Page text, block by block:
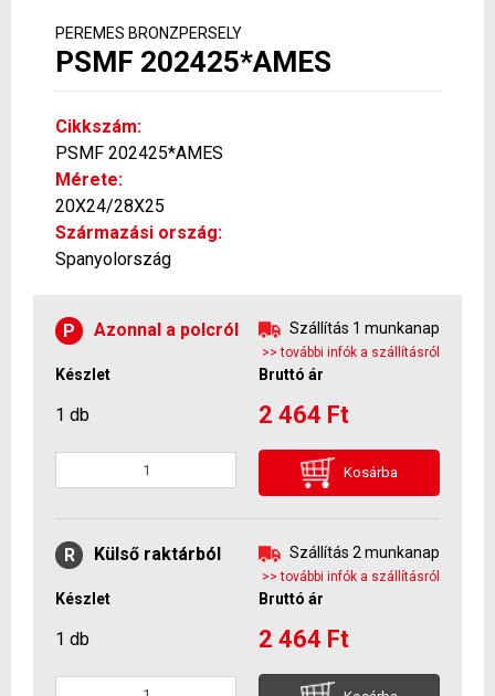
PEREMES BRONZPERSELY
PSMF 202425*AMES
Cikkszám:
PSMF 202425*AMES
Mérete:
20X24/28X25
Származási ország:
Spanyolország
P Azonnal a polcról Szállítás 1 munkanap
>> további infók a szállításról
Készlet Bruttó ár
1 db 2 464 Ft
Kosárba
R Külső raktárból Szállítás 2 munkanap
>> további infók a szállításról
Készlet Bruttó ár
1 db 2 464 Ft